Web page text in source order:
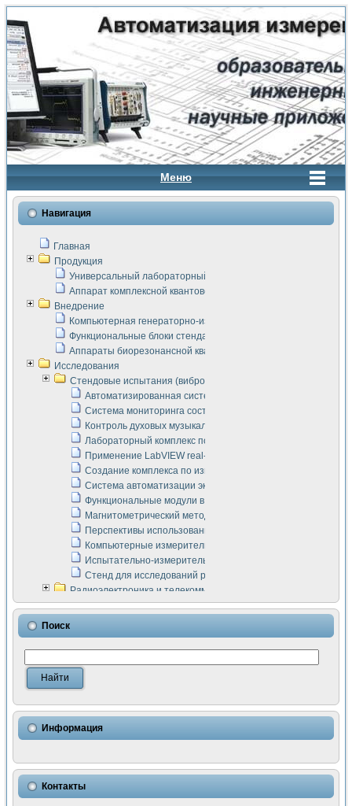
Меню
Навигация
Главная
Продукция
Универсальный лабораторный стенд "Сигнал-USB"
Аппарат комплексной квантовой терапии Интроскан
Внедрение
Компьютерная генераторно-измерительная система
Функциональные блоки стенда "Сигнал-USB"
Аппараты биорезонансной квантовой терапии серии СКАН
Исследования
Стендовые испытания (виброакустика, тензометрия и т.п.)
Автоматизированная система измерения параметров
Система мониторинга состояния тяговых
Контроль духовых музыкальных инструментов
Лабораторный комплекс по исследованию элементной
Применение LabVIEW real-time module для
Создание комплекса по измерению скорости подвижного
Система автоматизации экспериментальных
Функциональные модули в стандарте Nl SCXI для
Магнитометрический метод в дефектоскопии сварных
Перспективы использования машинного зрения в
Компьютерные измерительные системы для
Испытательно-измерительный комплекс аппаратуры для
Стенд для исследований рабочих процессов ДВС в
Радиоэлектроника и телекоммуникации
LabVIEW в расчетах радиолиний систем передачи данных
Аппаратно-программный комплекс для исследования
Виртуальный лабораторный стенд для исследования
Измерение шумовых параметров операционных
Измерительный преобразователь на основе цифровой
Использование NI LabVIEW для математического
Исследовние возможности создания измерителя ВАХ
Математическое моделирование генератора сигналов -
Применение осциллографического модуля с высоким
Симуляция отклика импульсного радиолокационного
Автоматизация формирования уравнений состояния для
Поиск
Информация
Контакты